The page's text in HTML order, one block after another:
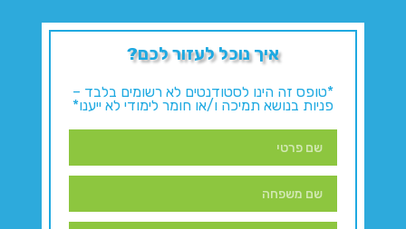
איך נוכל לעזור לכם?
*טופס זה הינו לסטודנטים לא רשומים בלבד –
פניות בנושא תמיכה ו/או חומר לימודי לא ייענו*